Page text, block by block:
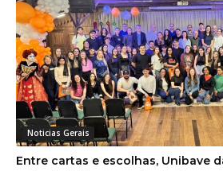
Noticias Gerais
Entre cartas e escolhas, Unibave